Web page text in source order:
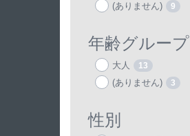
(ありません) 9
年齢グループ
大人 13
(ありません) 3
性別